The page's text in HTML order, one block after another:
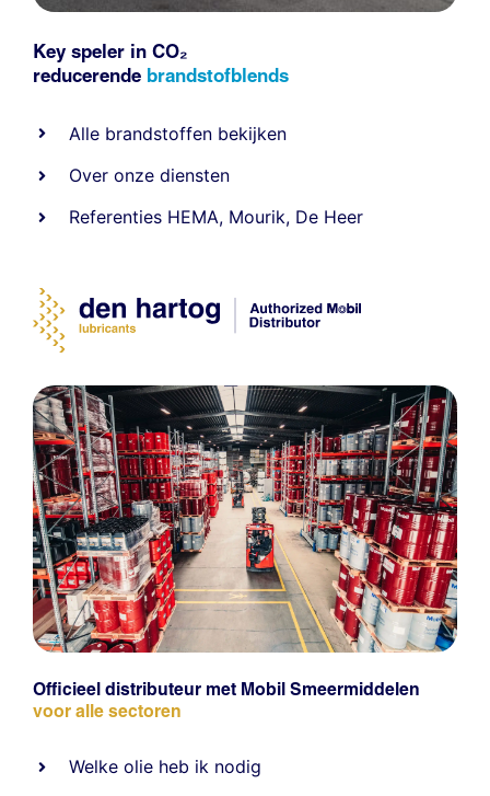
Key speler in CO₂
reducerende brandstofblends
Alle brandstoffen bekijken
Over onze diensten
Referenties HEMA, Mourik, De Heer
Officieel distributeur met Mobil Smeermiddelen
voor alle sectoren
Welke olie heb ik nodig